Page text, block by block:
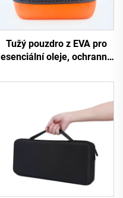
Tužý pouzdro z EVA pro
esenciální oleje, ochranná
esenciálními oleji